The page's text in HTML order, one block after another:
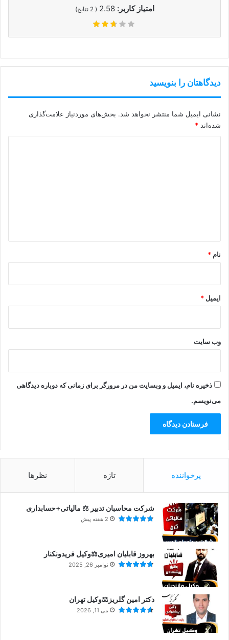
امتیاز کاربر:2.58
(
2 نتایج)
دیدگاهتان را بنویسید
نشانی ایمیل شما منتشر نخواهد شد. بخش‌های موردنیاز علامت‌گذاری
شده‌اند *
نام *
ایمیل *
وب‌ سایت
ذخیره نام، ایمیل و وبسایت من در مرورگر برای زمانی که دوباره دیدگاهی
می‌نویسم.
پرخواننده تازه نظرها
شرکت محاسبان تدبیر ⚖️ مالیاتی+حسابداری
2 هفته پیش
بهروز قابلیان امیری⚖️وکیل فریدونکنار
نوامبر 26, 2025
دکتر امین گلریز⚖️وکیل تهران
می 11, 2026